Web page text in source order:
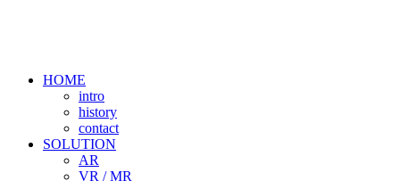
HOME
intro
history
contact
SOLUTION
AR
VR / MR